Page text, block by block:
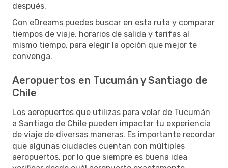
después.
Con eDreams puedes buscar en esta ruta y comparar
tiempos de viaje, horarios de salida y tarifas al
mismo tiempo, para elegir la opción que mejor te
convenga.
Aeropuertos en Tucumán y Santiago de
Chile
Los aeropuertos que utilizas para volar de Tucumán
a Santiago de Chile pueden impactar tu experiencia
de viaje de diversas maneras. Es importante recordar
que algunas ciudades cuentan con múltiples
aeropuertos, por lo que siempre es buena idea